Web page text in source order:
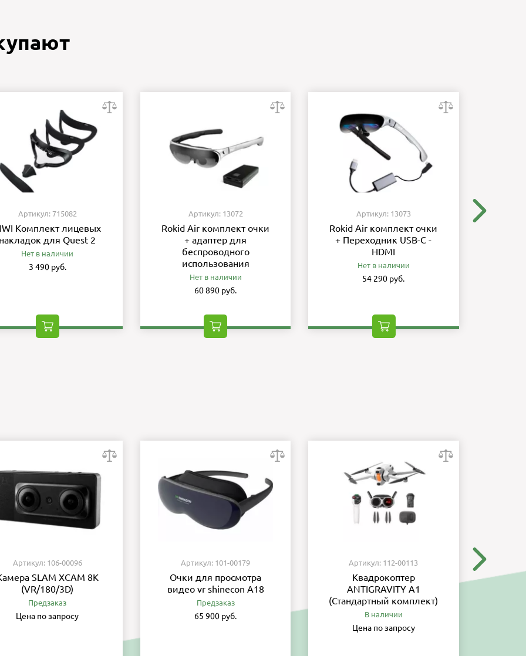
Артикул: 715082
Комплект лицевых
для Quest 2
Нет в наличии
3 490 руб.
Артикул: 13072
Rokid Air комплект очки
+ адаптер для
беспроводного
использования
Нет в наличии
60 890 руб.
Артикул: 13073
Rokid Air комплект очки
+ Переходник USB-C -
HDMI
Нет в наличии
54 290 руб.
Артикул: 106-00096
SLAM XCAM 8K
(VR/180/3D)
Предзаказ
Цена по запросу
Артикул: 101-00179
Очки для просмотра
видео vr shinecon A18
Предзаказ
65 900 руб.
Артикул: 112-00113
Квадрокоптер
ANTIGRAVITY A1
(Стандартный комплект)
В наличии
Цена по запросу